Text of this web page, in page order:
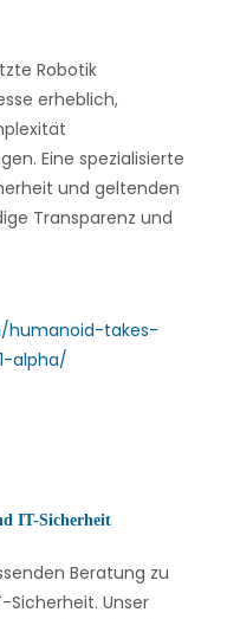
Robotik
erheblich,
Eine spezialisierte
und geltenden
Transparenz und
humanoid-takes-
alpha/
IT-Sicherheit
Beratung zu
Unser